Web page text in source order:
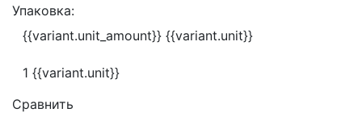
Упаковка:
{{variant.unit_amount}} {{variant.unit}}
1 {{variant.unit}}
Сравнить